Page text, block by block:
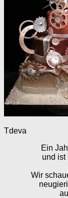
Tdeva
Ein
und ist
Wir